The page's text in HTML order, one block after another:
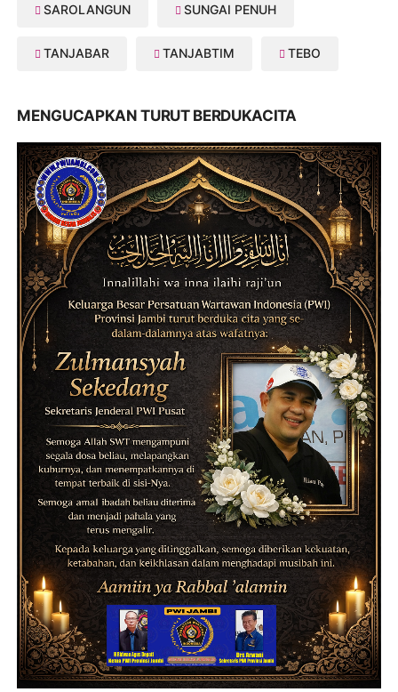
SAROLANGUN SUNGAI PENUH
TANJABAR TANJABTIM TEBO
MENGUCAPKAN TURUT BERDUKACITA